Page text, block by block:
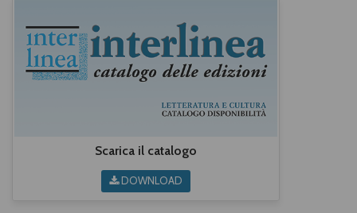
Scarica il catalogo
DOWNLOAD